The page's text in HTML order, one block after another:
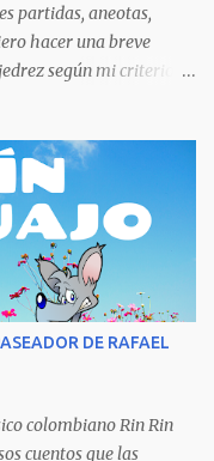
partidas, aneotas,
hacer una breve
según mi criterio
Siglo XX, su obra
de Literatura que le
hombre de principios
un óbice para
Jorg...
DE RAFAEL
colombiano Rin Rin
cuentos que las